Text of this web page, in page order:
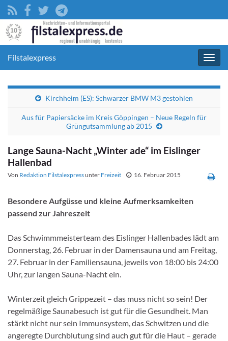
Filstalexpress
Kirchheim (ES): Schwarzer BMW M3 gestohlen
Aus für Papiersäcke im Kreis Göppingen – Neue Regeln für
Grüngutsammlung ab 2015
Lange Sauna-Nacht „Winter ade“ im Eislinger
Hallenbad
Von Redaktion Filstalexpressunter Freizeit 16. Februar 2015
Besondere Aufgüsse und kleine Aufmerksamkeiten
passend zur Jahreszeit
Das Schwimmmeisterteam des Eislinger Hallenbades lädt am
Donnerstag, 26. Februar in der Damensauna und am Freitag,
27. Februar in der Familiensauna, jeweils von 18:00 bis 24:00
Uhr, zur langen Sauna-Nacht ein.
Winterzeit gleich Grippezeit – das muss nicht so sein! Der
regelmäßige Saunabesuch ist gut für die Gesundheit. Man
stärkt nicht nur sein Immunsystem, das Schwitzen und die
angeregte Durchblutung sind auch gut für die Haut – gerade